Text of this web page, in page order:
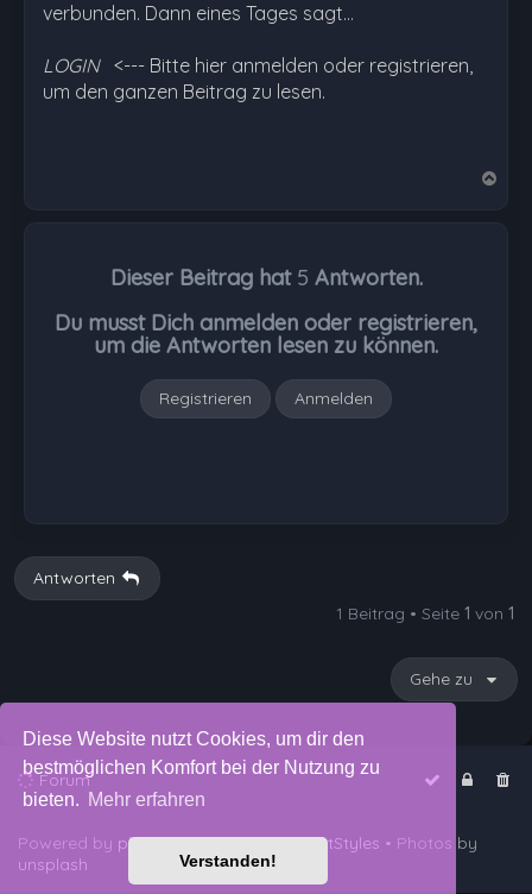
Diese Website nutzt Cookies, um dir den
bestmöglichen Komfort bei der Nutzung zu
bieten. Mehr erfahren
Verstanden!
verbunden. Dann eines Tages sagt…
LOGIN <--- Bitte hier anmelden oder registrieren,
um den ganzen Beitrag zu lesen.
Dieser Beitrag hat 5 Antworten.
Du musst Dich anmelden oder registrieren,
um die Antworten lesen zu können.
Registrieren Anmelden
Antworten
1 Beitrag • Seite 1 von 1
Gehe zu
Forum
Powered by phpBB™• Design byPlanetStyles • Photos by
unsplash